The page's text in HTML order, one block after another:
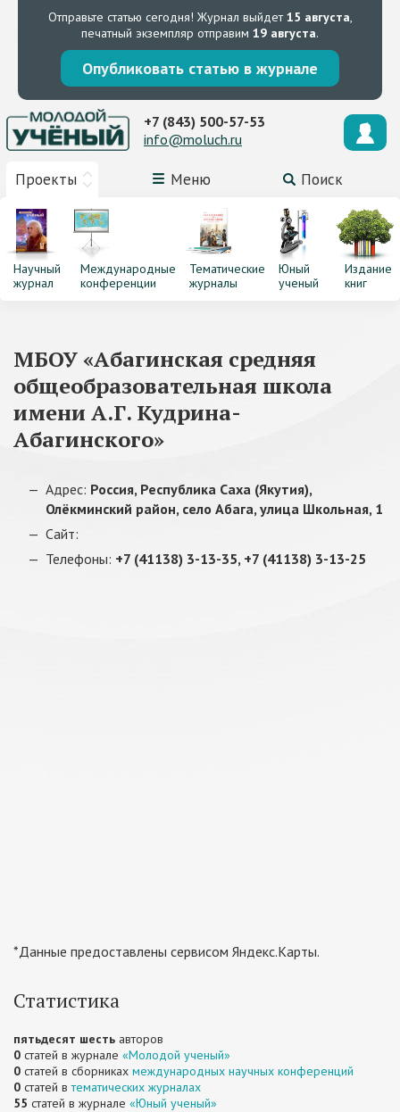
Отправьте статью сегодня! Журнал выйдет15 августа,
печатный экземпляр отправим 19 августа.
Опубликовать статью в журнале
Проекты Меню Поиск
+7 (843) 500-57-53
info@moluch.ru
Научный
журнал
Международные
конференции
Тематические
журналы
Юный
ученый
Издание
книг
МБОУ «Абагинская средняя
общеобразовательная школа
имени А.Г. Кудрина-
Абагинского»
Адрес: Россия, Республика Саха (Якутия),
Олёкминский район, село Абага, улица Школьная, 1
Сайт:
Телефоны: +7 (41138) 3-13-35, +7 (41138) 3-13-25
*Данные предоставлены сервисом Яндекс.Карты.
Статистика
пятьдесят шесть авторов
0 статей в журнале «Молодой ученый»
0 статей в сборниках международных научных конференций
0 статей втематических журналах
55 статей в журнале «Юный ученый»